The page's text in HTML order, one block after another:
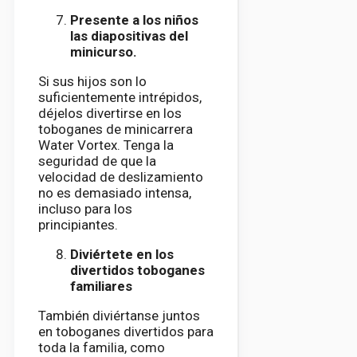
Presente a los niños
las diapositivas del
minicurso.
Si sus hijos son lo
suficientemente intrépidos,
déjelos divertirse en los
toboganes de minicarrera
Water Vortex. Tenga la
seguridad de que la
velocidad de deslizamiento
no es demasiado intensa,
incluso para los
principiantes.
Diviértete en los
divertidos toboganes
familiares
También diviértanse juntos
en toboganes divertidos para
toda la familia, como